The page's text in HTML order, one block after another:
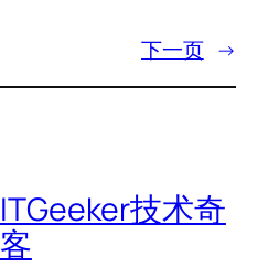
下一页 →
ITGeeker技术奇
客